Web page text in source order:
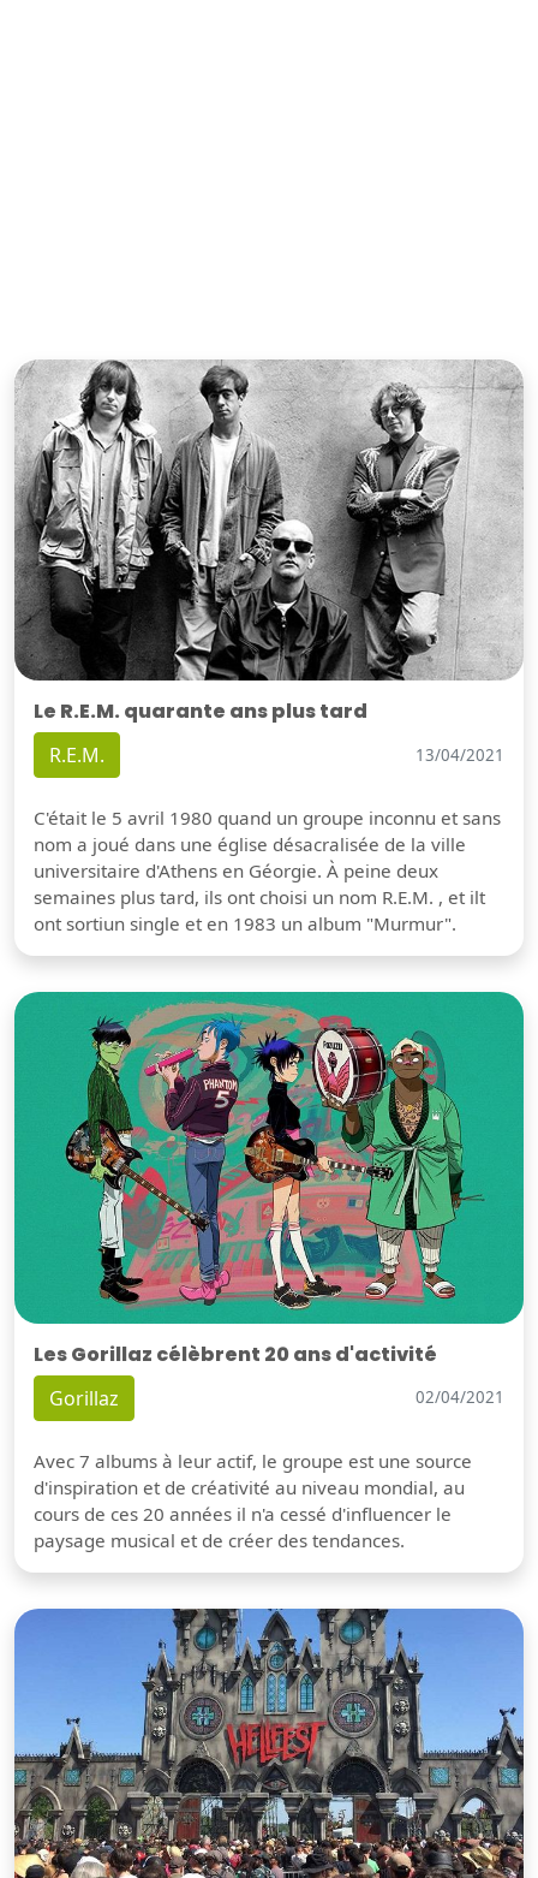
Le R.E.M. quarante ans plus tard
R.E.M. 13/04/2021
C'était le 5 avril 1980 quand un groupe inconnu et sans
nom a joué dans une église désacralisée de la ville
universitaire d'Athens en Géorgie. À peine deux
semaines plus tard, ils ont choisi un nom R.E.M. , et ilt
ont sortiun single et en 1983 un album "Murmur".
Les Gorillaz célèbrent 20 ans d'activité
Gorillaz 02/04/2021
Avec 7 albums à leur actif, le groupe est une source
d'inspiration et de créativité au niveau mondial, au
cours de ces 20 années il n'a cessé d'influencer le
paysage musical et de créer des tendances.